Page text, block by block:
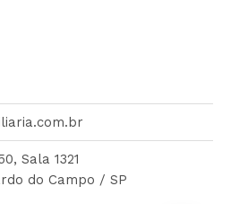
Sala 1321
do Campo / SP